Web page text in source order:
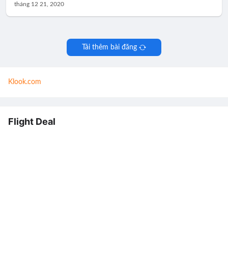
tháng 12 21, 2020
Tải thêm bài đăng
Klook.com
Flight Deal